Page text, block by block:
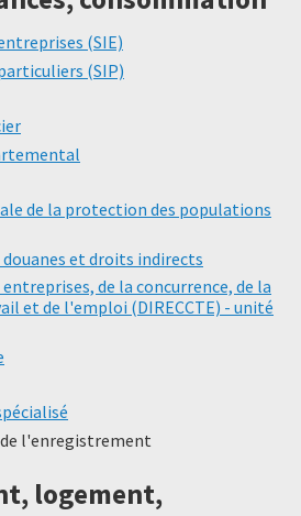
(SIE)
(SIP)
de la protection des populations
et droits indirects
de la concurrence, de la
et de l'emploi (DIRECCTE) - unité
l'enregistrement
logement,